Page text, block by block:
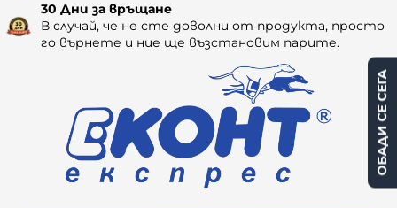
30 Дни за връщане
В случай, че не сте доволни от продукта, просто
го върнете и ние ще възстановим парите.
ОБАДИ СЕ СЕГА